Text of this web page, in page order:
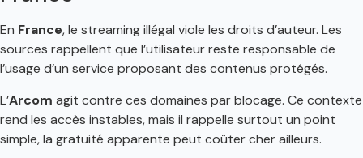
En France, le streaming illégal viole les droits d’auteur. Les
sources rappellent que l’utilisateur reste responsable de
l’usage d’un service proposant des contenus protégés.
L’Arcom agit contre ces domaines par blocage. Ce contexte
rend les accès instables, mais il rappelle surtout un point
simple, la gratuité apparente peut coûter cher ailleurs.